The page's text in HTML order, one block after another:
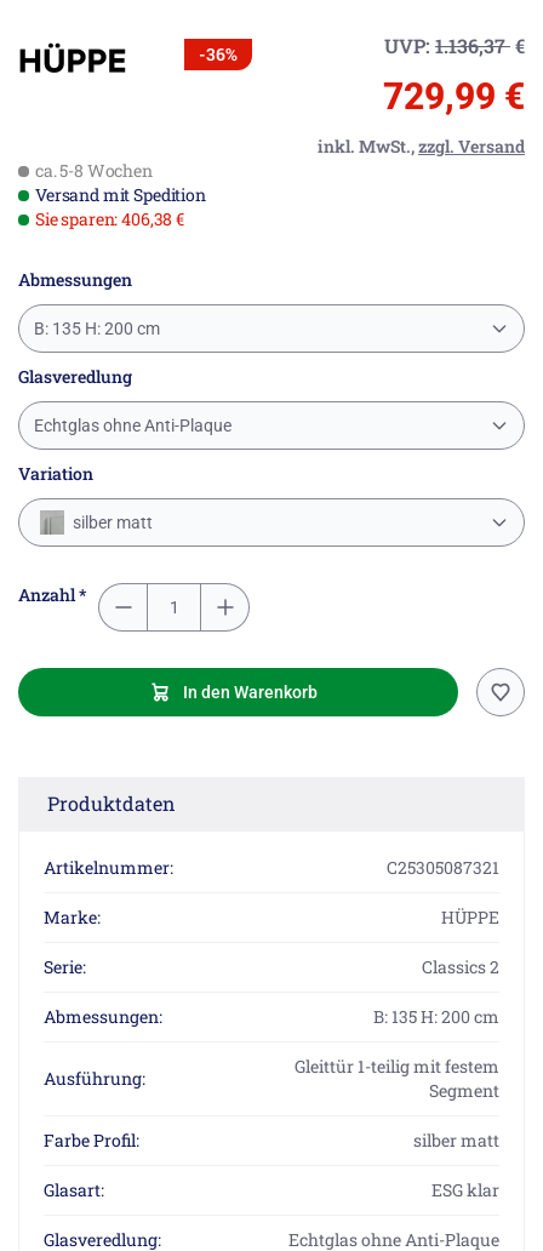
-36% UVP: 1.136,37€
729,99 €
inkl. MwSt.,zzgl. Versand
ca. 5-8 Wochen
Versand mit Spedition
Sie sparen: 406,38 €
Abmessungen
B: 135 H: 200 cm
Glasveredlung
Echtglas ohne Anti-Plaque
Variation
silber matt
Anzahl *
In den Warenkorb
Produktdaten
Artikelnummer: C25305087321
Marke: HÜPPE
Serie: Classics 2
Abmessungen: B: 135 H: 200 cm
Ausführung:
Gleittür 1-teilig mit festem
Segment
Farbe Profil: silber matt
Glasart: ESG klar
Glasveredlung: Echtglas ohne Anti-Plaque